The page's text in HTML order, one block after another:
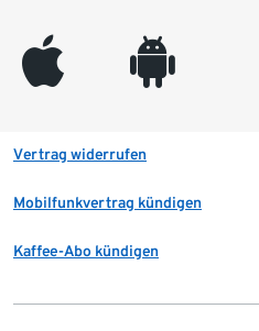
appleinc android
Vertrag widerrufen
Mobilfunkvertrag kündigen
Kaffee-Abo kündigen